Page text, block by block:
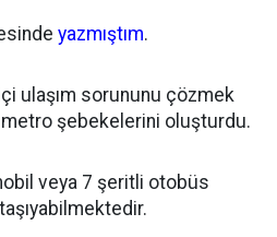
yazmıştım.
ulaşım sorununu çözmek
metro şebekelerini oluşturdu.
veya 7 şeritli otobüs